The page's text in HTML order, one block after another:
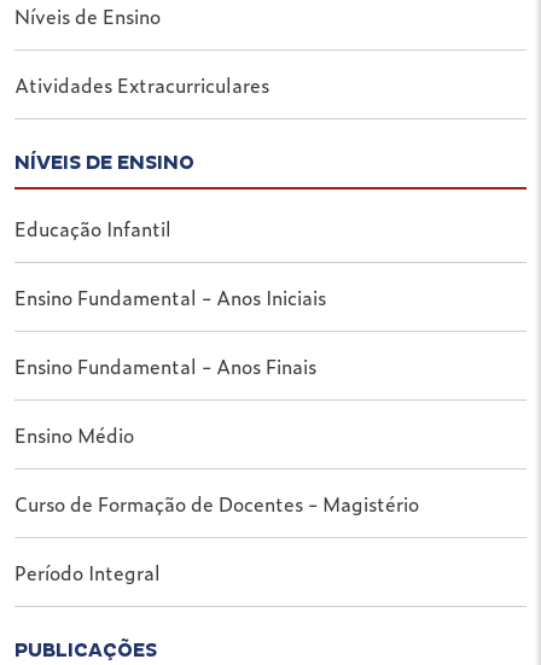
Níveis de Ensino
Atividades Extracurriculares
NÍVEIS DE ENSINO
Educação Infantil
Ensino Fundamental - Anos Iniciais
Ensino Fundamental - Anos Finais
Ensino Médio
Curso de Formação de Docentes - Magistério
Período Integral
PUBLICAÇÕES